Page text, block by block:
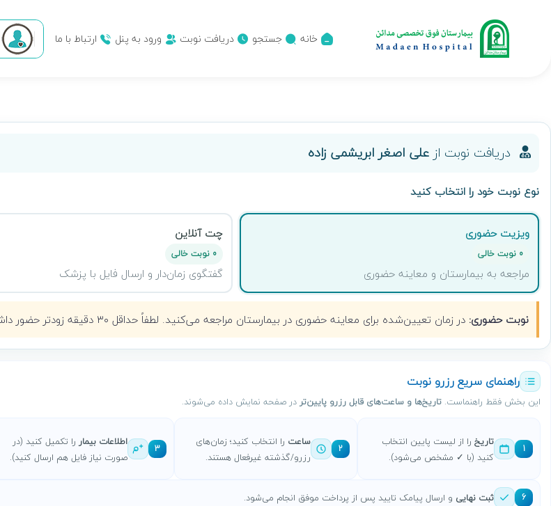
خانه جستجو دریافت نوبت ورود به پنل ارتباط با ما
دریافت نوبت از علی اصغر ابریشمی زاده
نوع نوبت خود را انتخاب کنید
ویزیت حضوری
0 نوبت خالی
مراجعه به بیمارستان و معاینه حضوری
چت آنلاین
0 نوبت خالی
گفتگوی زمان‌دار و ارسال فایل با پزشک
نوبت حضوری: در زمان تعیین‌شده برای معاینه حضوری در بیمارستان مراجعه می‌کنید. لطفاً حداقل ۳۰ دقیقه زودتر حضور داشته باشید.
راهنمای سریع رزرو نوبت
این بخش فقط راهنماست. تاریخ‌ها و ساعت‌های قابل رزرو پایین‌تردر صفحه نمایش داده می‌شوند.
1 تاریخ را از لیست پایین انتخاب
کنید (با ✓ مشخص می‌شود).
2 ساعت را انتخاب کنید؛ زمان‌های
رزرو/گذشته غیرفعال هستند.
3 اطلاعات بیماررا تکمیل کنید (در
صورت نیاز فایل هم ارسال کنید).
6 ثبت نهایی و ارسال پیامک تایید پس از پرداخت موفق انجام می‌شود.